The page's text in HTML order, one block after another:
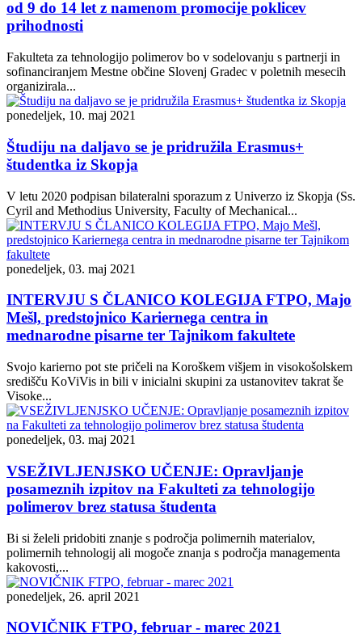
od 9 do 14 let z namenom promocije poklicev
prihodnosti
Fakulteta za tehnologijo polimerov bo v sodelovanju s partnerji in
sofinanciranjem Mestne občine Slovenj Gradec v poletnih mesecih
organizirala...
ponedeljek, 10. maj 2021
Študiju na daljavo se je pridružila Erasmus+
študentka iz Skopja
V letu 2020 podpisan bilateralni sporazum z Univerzo iz Skopja (Ss.
Cyril and Methodius University, Faculty of Mechanical...
ponedeljek, 03. maj 2021
INTERVJU S ČLANICO KOLEGIJA FTPO, Majo
Mešl, predstojnico Kariernega centra in
mednarodne pisarne ter Tajnikom fakultete
Svojo karierno pot ste pričeli na Koroškem višjem in visokošolskem
središču KoViVis in bili v inicialni skupini za ustanovitev takrat še
Visoke...
ponedeljek, 03. maj 2021
VSEŽIVLJENJSKO UČENJE: Opravljanje
posameznih izpitov na Fakulteti za tehnologijo
polimerov brez statusa študenta
Bi si želeli pridobiti znanje s področja polimernih materialov,
polimernih tehnologij ali mogoče znanja s področja managementa
kakovosti,...
ponedeljek, 26. april 2021
NOVIČNIK FTPO, februar - marec 2021